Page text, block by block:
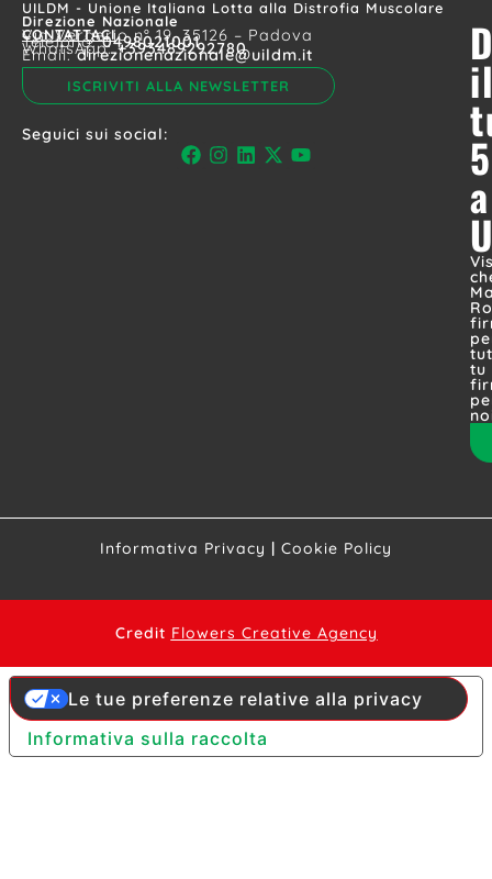
UILDM - Unione Italiana Lotta alla Distrofia Muscolare
Direzione Nazionale
CONTATTACI
Via Vergerio n° 19, 35126 – Padova
Telefono:0498021001
WhatsApp:+393489292780
Email:direzionenazionale@uildm.it
ISCRIVITI ALLA NEWSLETTER
Seguici sui social:
a
tu
Informativa Privacy | Cookie Policy
Credit Flowers Creative Agency
Informativa sulla raccolta
Le tue preferenze relative alla privacy